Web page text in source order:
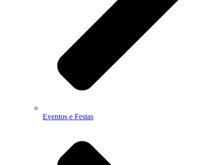
Eventos e Festas